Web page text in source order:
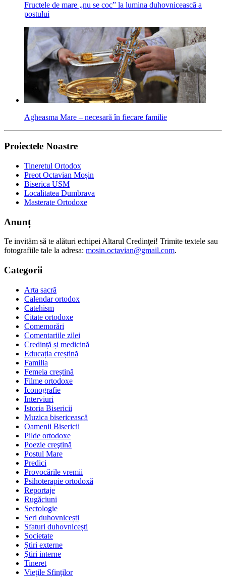
Fructele de mare „nu se coc” la lumina duhovnicească a
postului
Agheasma Mare – necesară în fiecare familie
Proiectele Noastre
Tineretul Ortodox
Preot Octavian Moșin
Biserica USM
Localitatea Dumbrava
Masterate Ortodoxe
Anunț
Te invităm să te alături echipei Altarul Credinţei! Trimite textele sau
fotografiile tale la adresa: mosin.octavian@gmail.com.
Categorii
Arta sacră
Calendar ortodox
Catehism
Citate ortodoxe
Comemorări
Comentariile zilei
Credință și medicină
Educația creștină
Familia
Femeia creștină
Filme ortodoxe
Iconografie
Interviuri
Istoria Bisericii
Muzica bisericească
Oamenii Bisericii
Pilde ortodoxe
Poezie creştină
Postul Mare
Predici
Provocările vremii
Psihoterapie ortodoxă
Reportaje
Rugăciuni
Sectologie
Seri duhovnicești
Sfaturi duhovnicești
Societate
Știri externe
Ştiri interne
Tineret
Vieţile Sfinţilor